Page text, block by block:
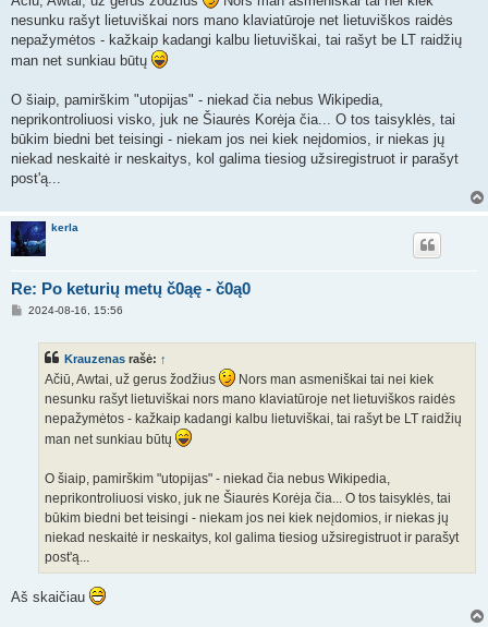
n
d
a
r
t
ė
nesunku rašyt lietuviškai nors mano klaviatūroje net lietuviškos raidės
nepažymėtos - kažkaip kadangi kalbu lietuviškai, tai rašyt be LT raidžių
man net sunkiau būtų
O šiaip, pamirškim "utopijas" - niekad čia nebus Wikipedia,
neprikontroliuosi visko, juk ne Šiaurės Korėja čia... O tos taisyklės, tai
būkim biedni bet teisingi - niekam jos nei kiek neįdomios, ir niekas jų
niekad neskaitė ir neskaitys, kol galima tiesiog užsiregistruot ir parašyt
post'ą...
kerla
Re: Po keturių metų č0ąę - č0ą0
S2024-08-16, 15:56
Krauzenas rašė: ↑
Ačiū, Awtai, už gerus žodžius
Nors man asmeniškai tai nei kiek
nesunku rašyt lietuviškai nors mano klaviatūroje net lietuviškos raidės
nepažymėtos - kažkaip kadangi kalbu lietuviškai, tai rašyt be LT raidžių
man net sunkiau būtų
O šiaip, pamirškim "utopijas" - niekad čia nebus Wikipedia,
neprikontroliuosi visko, juk ne Šiaurės Korėja čia... O tos taisyklės, tai
būkim biedni bet teisingi - niekam jos nei kiek neįdomios, ir niekas jų
niekad neskaitė ir neskaitys, kol galima tiesiog užsiregistruot ir parašyt
post'ą...
Aš skaičiau